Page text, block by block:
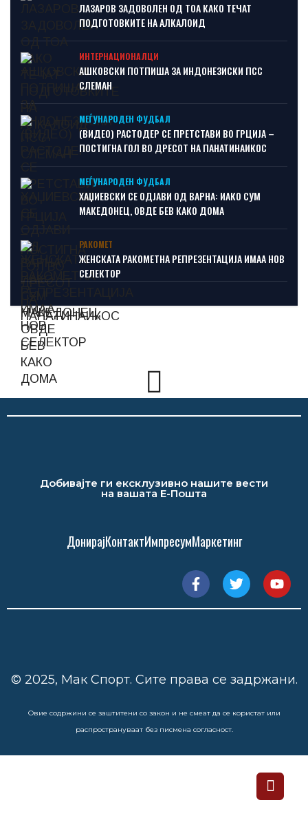
ЛАЗАРОВ ЗАДОВОЛЕН ОД ТОА КАКО ТЕЧАТ
ПОДГОТОВКИТЕ НА АЛКАЛОИД
ИНТЕРНАЦИОНАЛЦИ
АШКОВСКИ ПОТПИША ЗА ИНДОНЕЗИСКИ ПСС
СЛЕМАН
МЕЃУНАРОДЕН ФУДБАЛ
(ВИДЕО) РАСТОДЕР СЕ ПРЕТСТАВИ ВО ГРЦИЈА –
ПОСТИГНА ГОЛ ВО ДРЕСОТ НА ПАНАТИНАИКОС
МЕЃУНАРОДЕН ФУДБАЛ
ХАЏИЕВСКИ СЕ ОДЈАВИ ОД ВАРНА: ИАКО СУМ
МАКЕДОНЕЦ, ОВДЕ БЕВ КАКО ДОМА
РАКОМЕТ
ЖЕНСКАТА РАКОМЕТНА РЕПРЕЗЕНТАЦИЈА ИМАА НОВ
СЕЛЕКТОР
Добивајте ги ексклузивно нашите вести
на вашата Е-Пошта
ДонирајКонтактИмпресумМаркетинг
© 2025, Мак Спорт. Сите права се задржани.
Овие содржини се заштитени со закон и не смеат да се користат или
распространуваат без писмена согласност.